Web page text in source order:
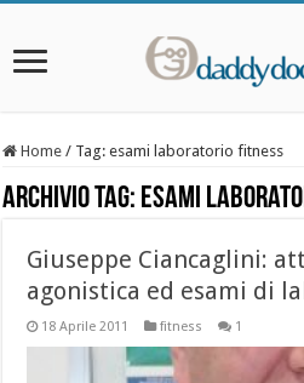
Home / Tag:esami laboratorio fitness
Archivio Tag: esami
Giuseppe Ciancaglini:
agonistica ed esami di
18 Aprile 2011 fitness 1